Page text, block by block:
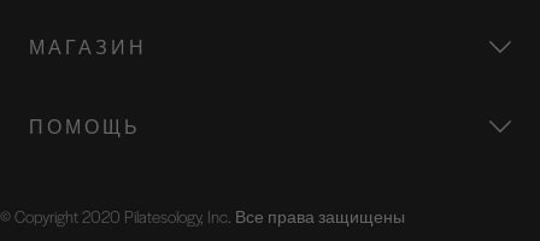
МАГАЗИН
ПОМОЩЬ
© Copyright 2020 Pilatesology, Inc. Все права защищены